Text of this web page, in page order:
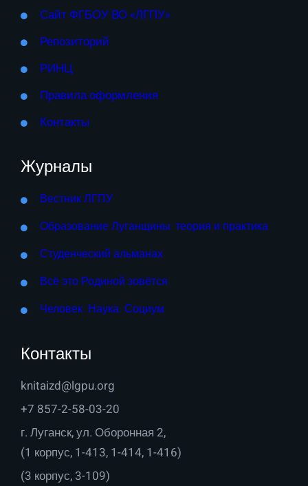
Сайт ФГБОУ ВО «ЛГПУ»
Репозиторий
РИНЦ
Правила оформления
Контакты
Журналы
Вестник ЛГПУ
Образование Луганщины: теория и практика
Студенческий альманах
Всё это Родиной зовётся
Человек. Наука. Социум
Контакты
knitaizd@lgpu.org
+7 857-2-58-03-20
г. Луганск, ул. Оборонная 2,
(1 корпус, 1-413, 1-414, 1-416)
(3 корпус, 3-109)